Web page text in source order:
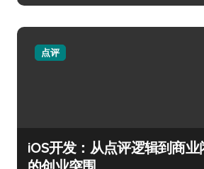
点评
iOS开发：从点评逻辑到商业